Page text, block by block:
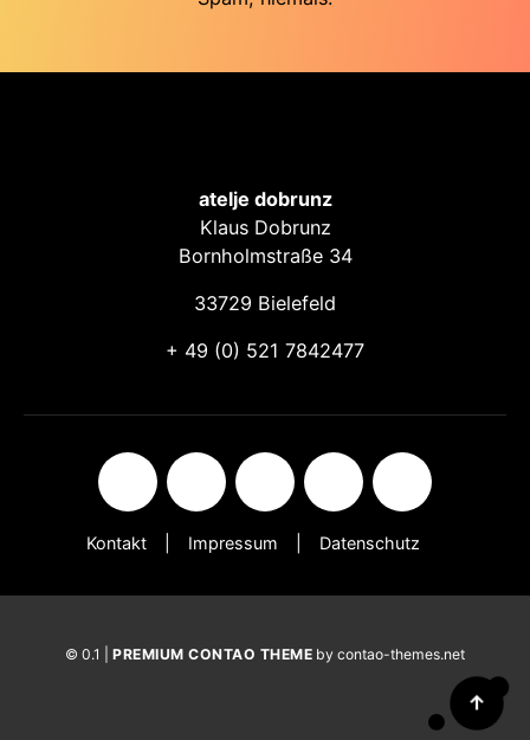
atelje dobrunz
Klaus Dobrunz
Bornholmstraße 34
33729 Bielefeld
+ 49 (0) 521 7842477
Kontakt Impressum Datenschutz
© 0.1 | PREMIUM CONTAO THEME by contao-themes.net
↑